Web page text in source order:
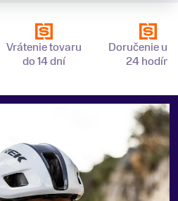
Vrátenie tovaru
do 14 dní
Doručenie už
24 hodín